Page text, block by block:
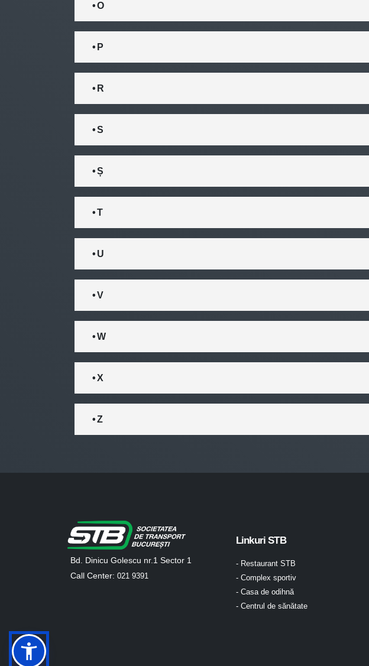
• O
• P
• R
• S
• Ș
• T
• U
• V
• W
• X
• Z
Bd. Dinicu Golescu nr.1 Sector 1
Call Center: 021 9391
Linkuri STB
- Restaurant STB
- Complex sportiv
- Casa de odihnă
- Centrul de sănătate